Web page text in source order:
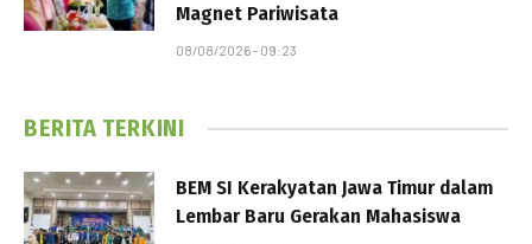
Magnet Pariwisata
08/08/2026 - 09:23
BERITA TERKINI
BEM SI Kerakyatan Jawa Timur dalam
Lembar Baru Gerakan Mahasiswa